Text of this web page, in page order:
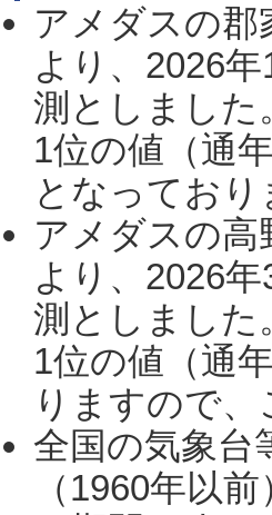
アメダスの郡
より、2026
測としました
1位の値（通
となってお
アメダスの高
より、2026
測としました
1位の値（通
りますので
全国の気象台
（1960年以